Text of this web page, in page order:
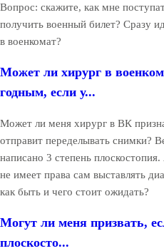
Вопрос: скажите, как мне
получить военный билет? Сразу
в военкомат?
Может ли хирург в
годным, если у...
Может ли меня хирург в ВК
отправит переделывать снимки?
написано 3 степень
не имеет права сам выставлять
как быть и чего стоит ожидать?
Могут ли меня призвать,
плоскосто...